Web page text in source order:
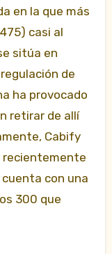
en la que más
casi al
sitúa en
de
ha provocado
retirar de allí
Cabify
recientemente
con una
300 que